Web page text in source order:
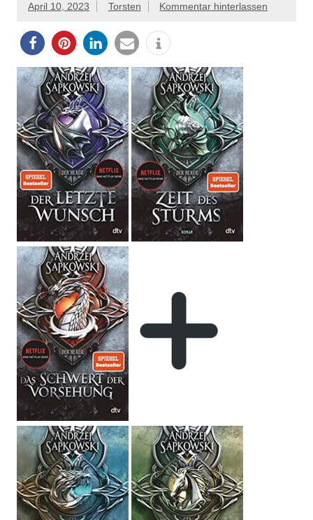
April 10, 2023 Torsten Kommentar hinterlassen